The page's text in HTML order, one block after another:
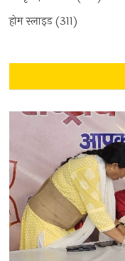
होम स्लाइड(311)